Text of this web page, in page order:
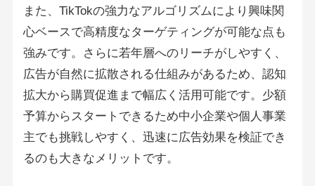
また、TikTokの強力なアルゴリズムにより興味関
心ベースで高精度なターゲティングが可能な点も
強みです。さらに若年層へのリーチがしやすく、
広告が自然に拡散される仕組みがあるため、認知
拡大から購買促進まで幅広く活用可能です。少額
予算からスタートできるため中小企業や個人事業
主でも挑戦しやすく、迅速に広告効果を検証でき
るのも大きなメリットです。